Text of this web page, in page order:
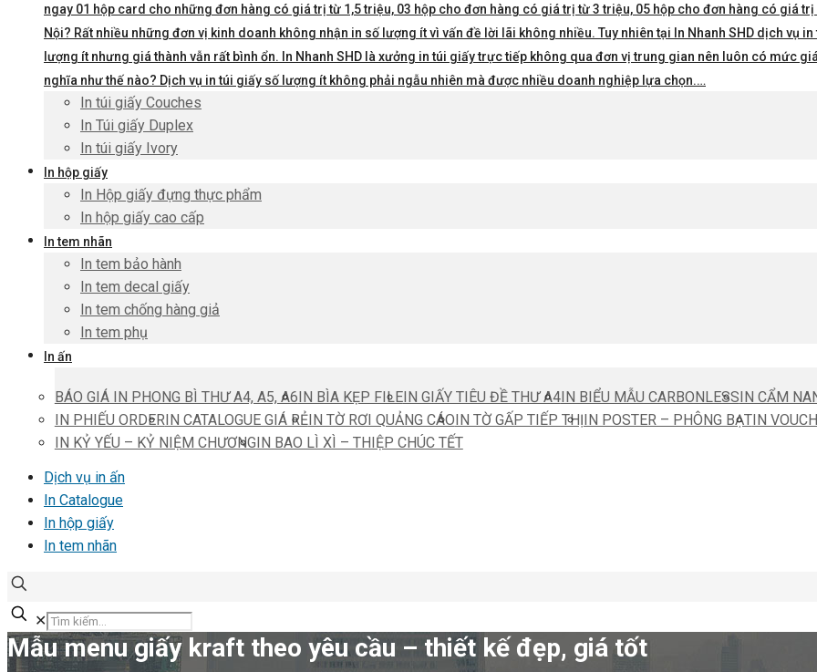
ngay 01 hộp card cho những đơn hàng có giá trị từ 1,5 triệu, 03 hộp cho đơn hàng có giá trị từ 3 triệu, 05 hộp cho đơn hàng có giá
Nội? Rất nhiều những đơn vị kinh doanh không nhận in số lượng ít vì vấn đề lời lãi không nhiều. Tuy nhiên tại In Nhanh SHD dịch vụ
lượng ít nhưng giá thành vẫn rất bình ổn. In Nhanh SHD là xưởng in túi giấy trực tiếp không qua đơn vị trung gian nên luôn có mức
nghĩa như thế nào? Dịch vụ in túi giấy số lượng ít không phải ngẫu nhiên mà được nhiều doanh nghiệp lựa chọn.…
In túi giấy Couches
In Túi giấy Duplex
In túi giấy Ivory
In hộp giấy
In Hộp giấy đựng thực phẩm
In hộp giấy cao cấp
In tem nhãn
In tem bảo hành
In tem decal giấy
In tem chống hàng giả
In tem phụ
In ấn
BÁO GIÁ IN PHONG BÌ THƯ A4, A5, A6IN BÌA KẸP FILEIN GIẤY TIÊU ĐỀ THƯ A4IN BIỂU MẪU CARBONLESSIN CẨM
IN PHIẾU ORDERIN CATALOGUE GIÁ RẺIN TỜ RƠI QUẢNG CÁOIN TỜ GẤP TIẾP THỊIN POSTER – PHÔNG BẠTIN
IN KỶ YẾU – KỶ NIỆM CHƯƠNGIN BAO LÌ XÌ – THIỆP CHÚC TẾT
Dịch vụ in ấn
In Catalogue
In hộp giấy
In tem nhãn
✕
Mẫu menu giấy kraft theo yêu cầu – thiết kế đẹp, giá tốt